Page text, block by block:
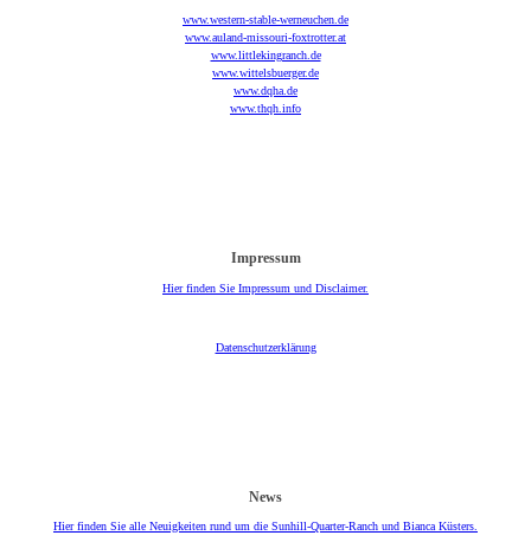
www.western-stable-werneuchen.de
www.auland-missouri-foxtrotter.at
www.littlekingranch.de
www.wittelsbuerger.de
www.dqha.de
www.thqh.info
Impressum
Hier finden Sie Impressum und Disclaimer.
Datenschutzerklärung
News
Hier finden Sie alle Neuigkeiten rund um die Sunhill-Quarter-Ranch und Bianca Küsters.